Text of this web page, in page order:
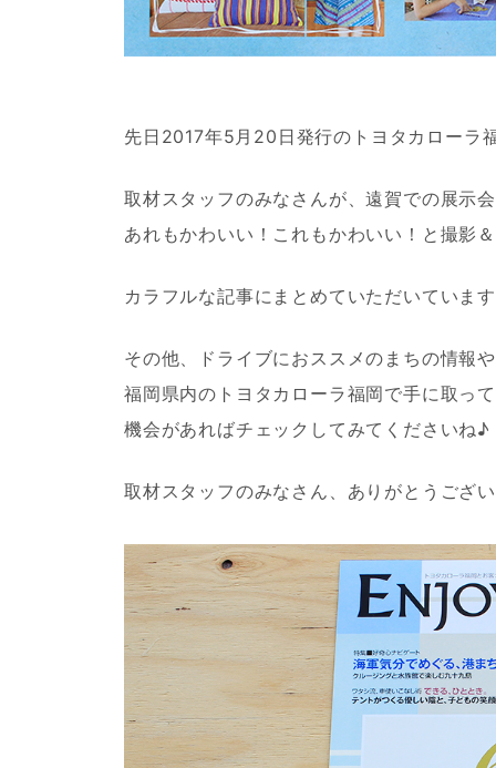
先日2017年5月20日発行のトヨタカローラ
取材スタッフのみなさんが、遠賀での展示
あれもかわいい！これもかわいい！と撮影
カラフルな記事にまとめていただいていま
その他、ドライブにおススメのまちの情報
福岡県内のトヨタカローラ福岡で手に取っ
機会があればチェックしてみてくださいね♪
取材スタッフのみなさん、ありがとうござ